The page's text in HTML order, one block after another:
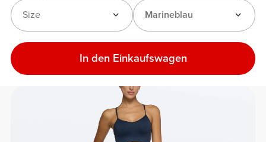
Marineblau
Size
In den Einkaufswagen